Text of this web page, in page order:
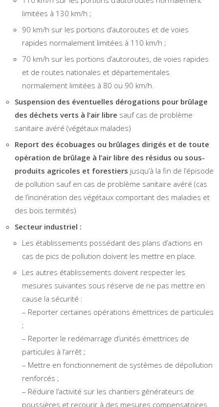
limitées à 130 km/h ;
90 km/h sur les portions d’autoroutes et de voies
rapides normalement limitées à 110 km/h ;
70 km/h sur les portions d’autoroutes, de voies rapides
et de routes nationales et départementales
normalement limitées à 80 ou 90 km/h.
Suspension des éventuelles dérogations pour brûlage
des déchets verts à l’air libre sauf cas de problème
sanitaire avéré (végétaux malades)
Report des écobuages ou brûlages dirigés et de toute
opération de brûlage à l’air libre des résidus ou sous-
produits agricoles et forestiers jusqu’à la fin de l’épisode
de pollution sauf en cas de problème sanitaire avéré (cas
de l’incinération des végétaux comportant des maladies et
des bois termités)
Secteur industriel :
Les établissements possédant des plans d’actions en
cas de pics de pollution doivent les mettre en place.
Les autres établissements doivent respecter les
mesures suivantes sous réserve de ne pas mettre en
cause la sécurité :
– Reporter certaines opérations émettrices de particules
;
– Reporter le redémarrage d’unités émettrices de
particules à l’arrêt ;
– Mettre en fonctionnement de systèmes de dépollution
renforcés ;
– Réduire l’activité sur les chantiers générateurs de
poussières et recourir à des mesures compensatoires